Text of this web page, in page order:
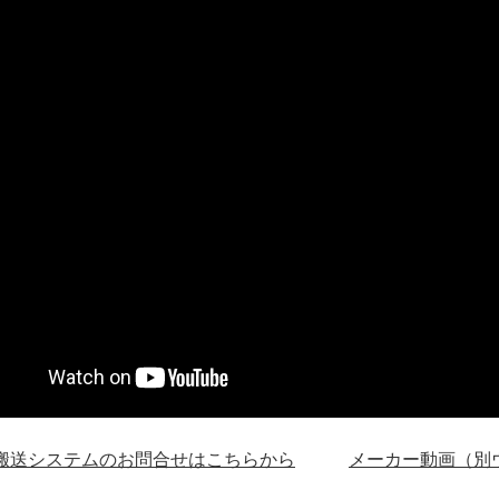
送システムのお問合せはこちらから メーカー動画（別